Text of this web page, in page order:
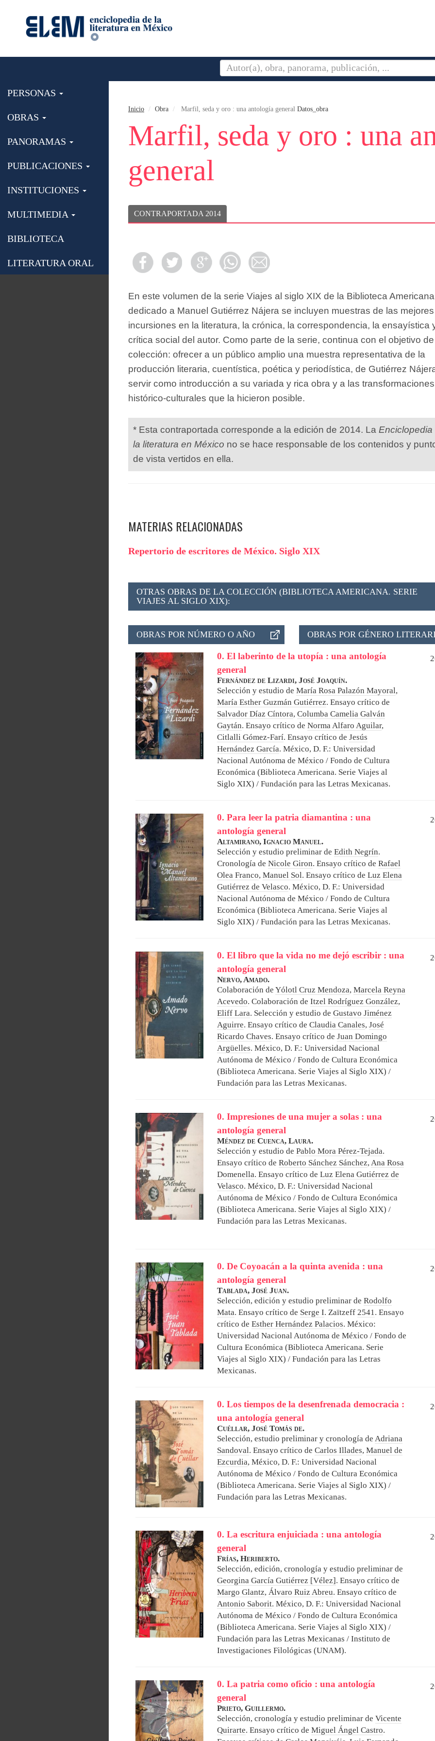
PERSONAS
OBRAS
PANORAMAS
PUBLICACIONES
INSTITUCIONES
MULTIMEDIA
BIBLIOTECA
LITERATURA ORAL
Inicio Obra Marfil, seda y oro : una antología general Datos_obra
Marfil, seda y oro : una
general
CONTRAPORTADA 2014
En este volumen de la serie Viajes al siglo XIX de la Biblioteca Americana
dedicado a Manuel Gutiérrez Nájera se incluyen muestras de las mejores
incursiones en la literatura, la crónica, la correspondencia, la ensayística
crítica social del autor. Como parte de la serie, continua con el objetivo
colección: ofrecer a un público amplio una muestra representativa de la
producción literaria, cuentística, poética y periodística, de Gutiérrez
servir como introducción a su variada y rica obra y a las transformaciones
histórico-culturales que la hicieron posible.
* Esta contraportada corresponde a la edición de 2014. La Enciclopedia
la literatura en México no se hace responsable de los contenidos y
de vista vertidos en ella.
MATERIAS RELACIONADAS
Repertorio de escritores de México. Siglo XIX
OTRAS OBRAS DE LA COLECCIÓN (BIBLIOTECA AMERICANA. SERIE
VIAJES AL SIGLO XIX):
OBRAS POR NÚMERO O AÑO OBRAS POR GÉNERO
0. El laberinto de la utopía : una antología
general
Fernández de Lizardi, José Joaquín.
Selección y estudio deMaría Rosa Palazón Mayoral,
María Esther Guzmán Gutiérrez. Ensayo crítico de
Salvador Díaz Cíntora,Columba Camelia Galván
Gaytán. Ensayo crítico deNorma Alfaro Aguilar,
Citlalli Gómez-Farí. Ensayo crítico deJesús
Hernández García.México, D. F.: Universidad
Nacional Autónoma de México / Fondo de Cultura
Económica (Biblioteca Americana. Serie Viajes al
Siglo XIX) / Fundación para las Letras Mexicanas.
0. Para leer la patria diamantina : una
antología general
Altamirano, Ignacio Manuel.
Selección y estudio preliminar deEdith Negrín.
Cronología deNicole Giron. Ensayo crítico deRafael
Olea Franco,Manuel Sol. Ensayo crítico deLuz Elena
Gutiérrez de Velasco.México, D. F.: Universidad
Nacional Autónoma de México / Fondo de Cultura
Económica (Biblioteca Americana. Serie Viajes al
Siglo XIX) / Fundación para las Letras Mexicanas.
0. El libro que la vida no me dejó escribir : una
antología general
Nervo, Amado.
Colaboración deYólotl Cruz Mendoza,Marcela Reyna
Acevedo. Colaboración deItzel Rodríguez González,
Eliff Lara. Selección y estudio deGustavo Jiménez
Aguirre. Ensayo crítico deClaudia Canales,José
Ricardo Chaves. Ensayo crítico deJuan Domingo
Argüelles.México, D. F.: Universidad Nacional
Autónoma de México / Fondo de Cultura Económica
(Biblioteca Americana. Serie Viajes al Siglo XIX) /
Fundación para las Letras Mexicanas.
0. Impresiones de una mujer a solas : una
antología general
Méndez de Cuenca, Laura.
Selección y estudio dePablo Mora Pérez-Tejada.
Ensayo crítico deRoberto Sánchez Sánchez,Ana Rosa
Domenella. Ensayo crítico deLuz Elena Gutiérrez de
Velasco.México, D. F.: Universidad Nacional
Autónoma de México / Fondo de Cultura Económica
(Biblioteca Americana. Serie Viajes al Siglo XIX) /
Fundación para las Letras Mexicanas.
0. De Coyoacán a la quinta avenida : una
antología general
Tablada, José Juan.
Selección, edición y estudio preliminar deRodolfo
Mata. Ensayo crítico de Serge I. Zaïtzeff2541. Ensayo
crítico deEsther Hernández Palacios.México:
Universidad Nacional Autónoma de México / Fondo de
Cultura Económica (Biblioteca Americana. Serie
Viajes al Siglo XIX) / Fundación para las Letras
Mexicanas.
0. Los tiempos de la desenfrenada democracia :
una antología general
Cuéllar, José Tomás de.
Selección, estudio preliminar y cronología deAdriana
Sandoval. Ensayo crítico deCarlos Illades,Manuel de
Ezcurdia,México, D. F.: Universidad Nacional
Autónoma de México / Fondo de Cultura Económica
(Biblioteca Americana. Serie Viajes al Siglo XIX) /
Fundación para las Letras Mexicanas.
0. La escritura enjuiciada : una antología
general
Frías, Heriberto.
Selección, edición, cronología y estudio preliminar de
Georgina García Gutiérrez [Vélez]. Ensayo crítico de
Margo Glantz,Álvaro Ruiz Abreu. Ensayo crítico de
Antonio Saborit.México, D. F.: Universidad Nacional
Autónoma de México / Fondo de Cultura Económica
(Biblioteca Americana. Serie Viajes al Siglo XIX) /
Fundación para las Letras Mexicanas / Instituto de
Investigaciones Filológicas (UNAM).
0. La patria como oficio : una antología
general
Prieto, Guillermo.
Selección, cronología y estudio preliminar deVicente
Quirarte. Ensayo crítico deMiguel Ángel Castro.